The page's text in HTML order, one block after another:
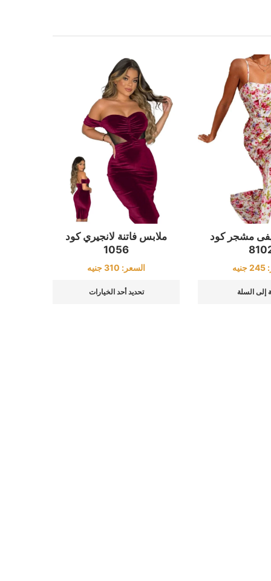
مشجر كود
245 جنيه
إلى السلة
ملابس فاتنة لانجيري كود
1056
السعر: 310جنيه
تحديد أحد الخيارات